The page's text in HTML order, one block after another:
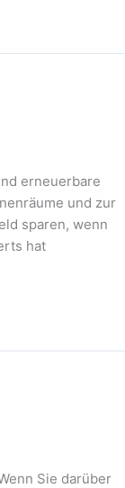
erneuerbare
und zur
sparen, wenn
hat
Sie darüber